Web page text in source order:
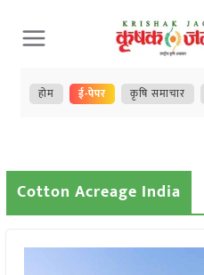
Skip
to
content
होम ई-पेपर कृषि समाचार
Cotton Acreage India